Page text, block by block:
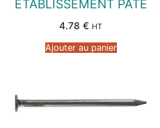
ETABLISSEMENT PATE
4.78 € HT
Ajouter au panier